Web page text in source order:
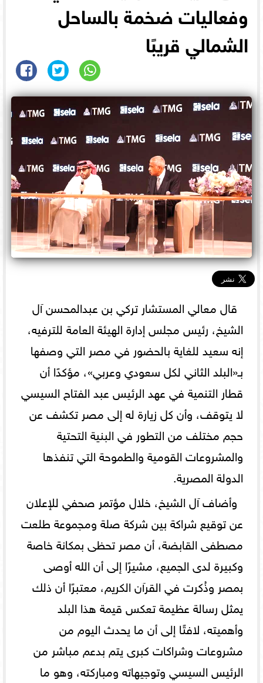
وفعاليات ضخمة بالساحل
الشمالي قريبًا
قال معالي المستشار تركي بن عبدالمحسن آل
الشيخ، رئيس مجلس إدارة الهيئة العامة للترفيه،
إنه سعيد للغاية بالحضور في مصر التي وصفها
بـ«البلد الثاني لكل سعودي وعربي»، مؤكدًا أن
قطار التنمية في عهد الرئيس عبد الفتاح السيسي
لا يتوقف، وأن كل زيارة له إلى مصر تكشف عن
حجم مختلف من التطور في البنية التحتية
والمشروعات القومية والطموحة التي تنفذها
الدولة المصرية.
وأضاف آل الشيخ، خلال مؤتمر صحفي للإعلان
عن توقيع شراكة بين شركة صلة ومجموعة طلعت
مصطفى القابضة، أن مصر تحظى بمكانة خاصة
وكبيرة لدى الجميع، مشيرًا إلى أن الله أوصى
بمصر وذُكرت في القرآن الكريم، معتبرًا أن ذلك
يمثل رسالة عظيمة تعكس قيمة هذا البلد
وأهميته، لافتًا إلى أن ما يحدث اليوم من
مشروعات وشراكات كبرى يتم بدعم مباشر من
الرئيس السيسي وتوجيهاته ومباركته، وهو ما